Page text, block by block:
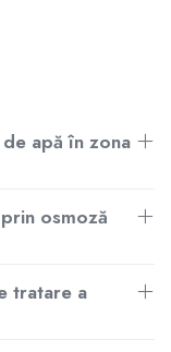
apă în zona
osmoză
tratare a